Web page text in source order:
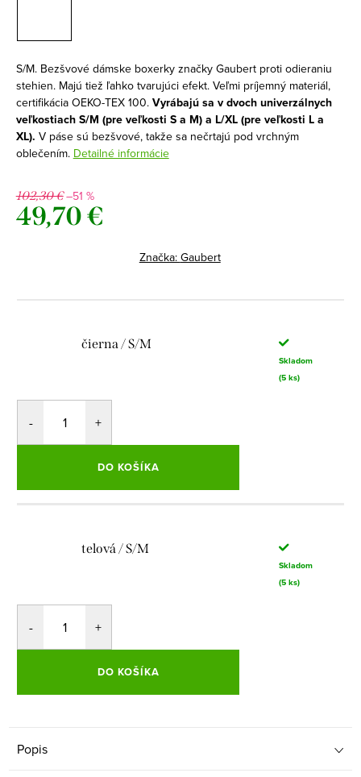
S/M. Bezšvové dámske boxerky značky Gaubert proti odieraniu
stehien. Majú tiež ľahko tvarujúci efekt. Veľmi príjemný materiál,
certifikácia OEKO-TEX 100. Vyrábajú sa v dvoch univerzálnych
veľkostiach S/M (pre veľkosti S a M) a L/XL (pre veľkosti L a
XL). V páse sú bezšvové, takže sa nečrtajú pod vrchným
oblečením. Detailné informácie
102,30 €–51 %
49,70 €
Značka: Gaubert
čierna / S/M
Skladom
(5 ks)
DO KOŠÍKA
telová / S/M
Skladom
(5 ks)
DO KOŠÍKA
Popis